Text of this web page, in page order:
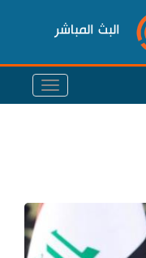
البث المباشر